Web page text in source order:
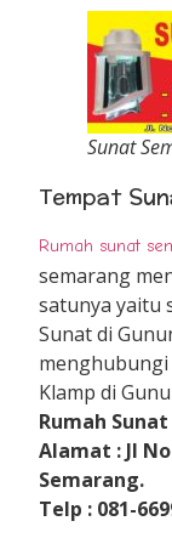
Sunat
Tempat
Rumah sunat
semarang
satunya yaitu
Sunat di
Klamp di
Rumah
Alamat : Jl
Semarang.
Telp : 081-